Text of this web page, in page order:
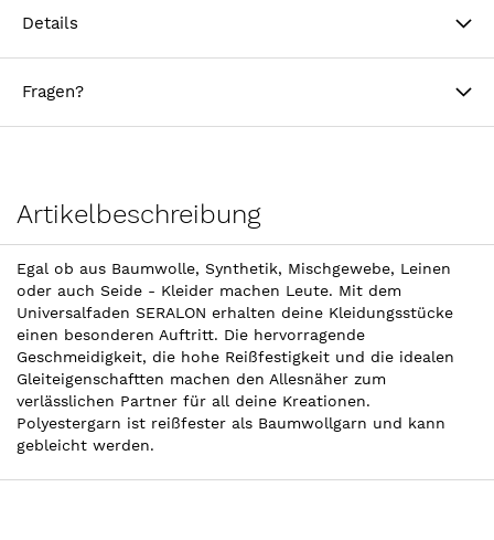
Details
Fragen?
Artikelbeschreibung
Egal ob aus Baumwolle, Synthetik, Mischgewebe, Leinen
oder auch Seide - Kleider machen Leute. Mit dem
Universalfaden SERALON erhalten deine Kleidungsstücke
einen besonderen Auftritt. Die hervorragende
Geschmeidigkeit, die hohe Reißfestigkeit und die idealen
Gleiteigenschaftten machen den Allesnäher zum
verlässlichen Partner für all deine Kreationen.
Polyestergarn ist reißfester als Baumwollgarn und kann
gebleicht werden.